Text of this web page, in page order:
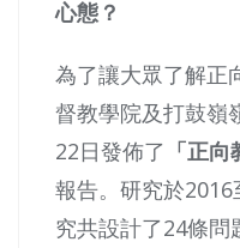
心態？
為了讓大眾了解正
督教學院及打鼓嶺
22日發佈了 「正
報告。研究於
究共設計了24條